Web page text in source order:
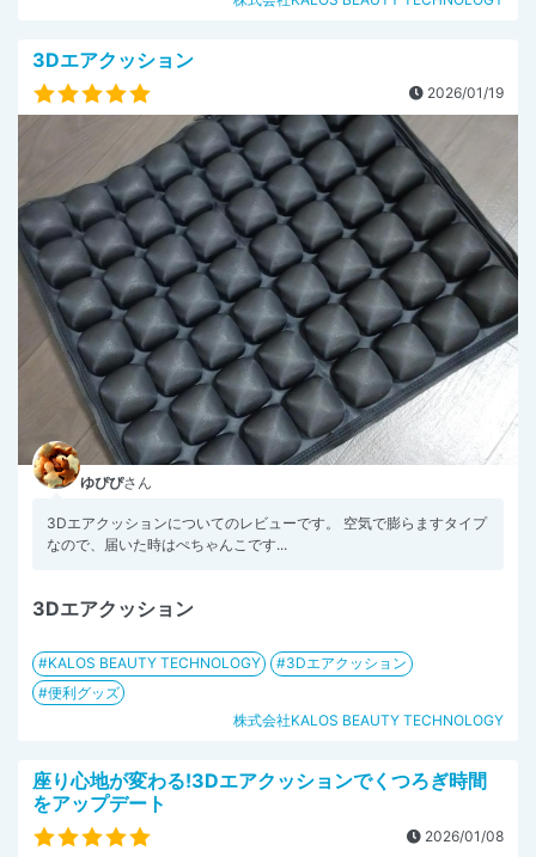
3Dエアクッション
2026/01/19
ゆぴぴさん
3Dエアクッションについてのレビューです。 空気で膨らますタイプ
なので、届いた時はぺちゃんこです...
3Dエアクッション
KALOS BEAUTY TECHNOLOGY
3Dエアクッション
便利グッズ
株式会社KALOS BEAUTY TECHNOLOGY
座り心地が変わる!3Dエアクッションでくつろぎ時間
をアップデート
2026/01/08